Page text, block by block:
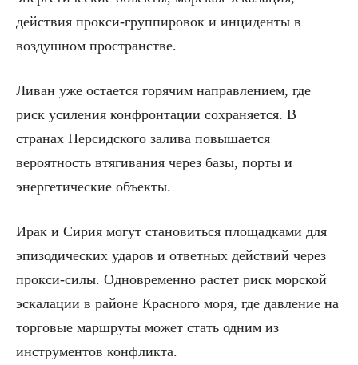
действия прокси-группировок и инциденты в
воздушном пространстве.
Ливан уже остается горячим направлением, где
риск усиления конфронтации сохраняется. В
странах Персидского залива повышается
вероятность втягивания через базы, порты и
энергетические объекты.
Ирак и Сирия могут становиться площадками для
эпизодических ударов и ответных действий через
прокси-силы. Одновременно растет риск морской
эскалации в районе Красного моря, где давление на
торговые маршруты может стать одним из
инструментов конфликта.